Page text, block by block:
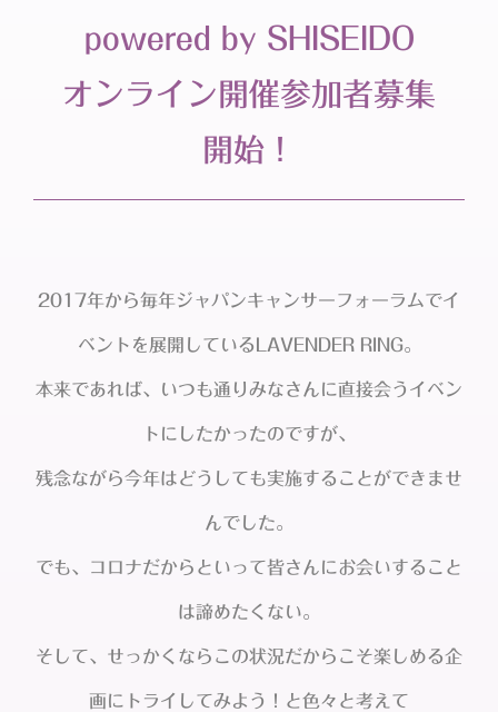
powered by SHISEIDO
オンライン開催参加者募集
開始！
2017年から毎年ジャパンキャンサーフォーラムでイ
ベントを展開しているLAVENDER RING。
本来であれば、いつも通りみなさんに直接会うイベン
トにしたかったのですが、
残念ながら今年はどうしても実施することができませ
んでした。
でも、コロナだからといって皆さんにお会いすること
は諦めたくない。
そして、せっかくならこの状況だからこそ楽しめる企
画にトライしてみよう！と色々と考えて